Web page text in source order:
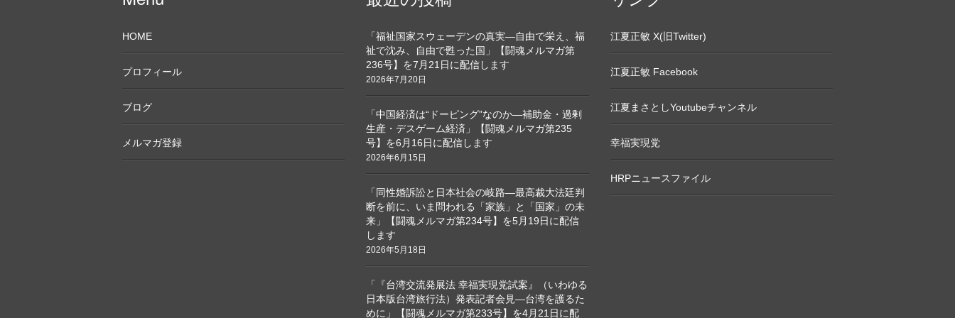
HOME
プロフィール
ブログ
メルマガ登録
「福祉国家スウェーデンの真実―自由で栄え、福
祉で沈み、自由で甦った国」【闘魂メルマガ第
236号】を7月21日に配信します
2026年7月20日
「中国経済は“ドーピング”なのか―補助金・過剰
生産・デスゲーム経済」【闘魂メルマガ第235
号】を6月16日に配信します
2026年6月15日
「同性婚訴訟と日本社会の岐路―最高裁大法廷判
断を前に、いま問われる「家族」と「国家」の未
来」【闘魂メルマガ第234号】を5月19日に配信
します
2026年5月18日
「『台湾交流発展法 幸福実現党試案』（いわゆる
日本版台湾旅行法）発表記者会見―台湾を護るた
めに」【闘魂メルマガ第233号】を4月21日に配
江夏正敏 X(旧Twitter)
江夏正敏 Facebook
江夏まさとしYoutubeチャンネル
幸福実現党
HRPニュースファイル